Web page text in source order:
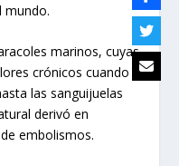
mundo.
marinos, cuyas
crónicos cuando
las sanguijuelas
derivó en
embolismos.